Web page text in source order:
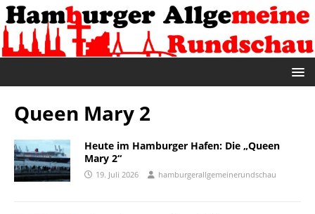
Queen Mary 2
Heute im Hamburger Hafen: Die „Queen
Mary 2“
19. Juli 2026 hamburgerallgemeinerundschau